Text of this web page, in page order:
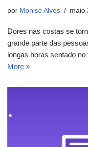
por Monise Alves maio
Dores nas costas se
grande parte das
longas horas sentado
More »